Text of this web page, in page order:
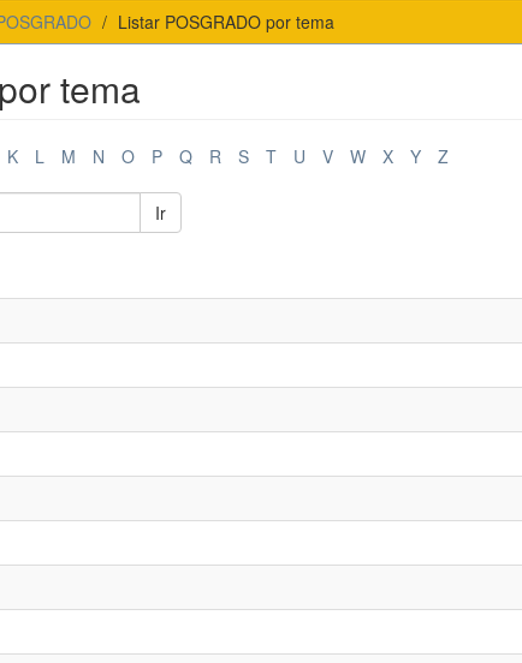
Listar POSGRADO por tema
tema
K L M N O P Q R S T U V W X Y Z
Ir